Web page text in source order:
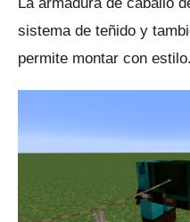
La armadura de caballo
sistema de teñido y
permite montar con estilo.